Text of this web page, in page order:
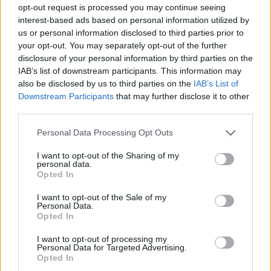
opt-out request is processed you may continue seeing
interest-based ads based on personal information utilized by
us or personal information disclosed to third parties prior to
your opt-out. You may separately opt-out of the further
disclosure of your personal information by third parties on the
IAB’s list of downstream participants. This information may
also be disclosed by us to third parties on the IAB’s List of
Downstream Participants that may further disclose it to other
Personal Data Processing Opt Outs
I want to opt-out of the Sharing of my
personal data.
Opted In
I want to opt-out of the Sale of my
Personal Data.
Opted In
I want to opt-out of processing my
Personal Data for Targeted Advertising.
Opted In
Deseu el meu nom, el correu electrònic i el lloc web en
aquest navegador per a la propera vegada que comenti.
Captcha7 + 5 = ?
characters
CAPTCHA
ÚLTIMES NOTÍCIES
La Cursa de l’Aldea segona d’etiqueta d’or
de la Running Sèries Terres de l’Ebre